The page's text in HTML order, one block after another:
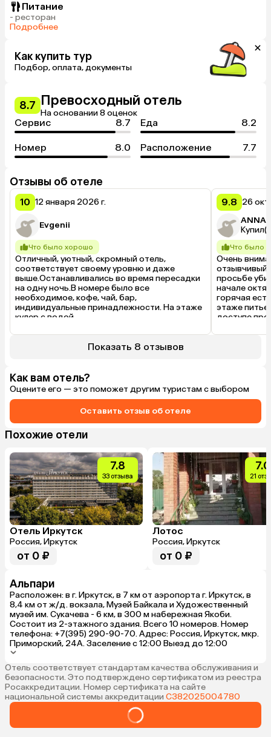
Питание
- ресторан
Подробнее
Как купить тур
Подбор, оплата, документы
8.7 Превосходный отель
На основании 8 оценок
Сервис 8.7 Еда 8.2
Номер 8.0 Расположение 7.7
Отзывы об отеле
10 12 января 2026 г.
Evgenii
Что было хорошо
Отличный, уютный, скромный отель,
соответствует своему уровню и даже
выше.Останавливались во время пересадки
на одну ночь.В номере было все
необходимое, кофе, чай, бар,
индивидуальные принадлежности. На этаже
кулер с водой.
ранний выезд, предоставляется завтрак.
Очень гостеприимный и вежливый
9.8 26
ANNA
Что было
Очень
отзывчивый
просьбе
начале
горячая
этаже
доступе
Ничего
мнению,
Было бы
Показать 8 отзывов
Как вам отель?
Оцените его — это поможет другим туристам с выбором
Оставить отзыв об отеле
Похожие отели
7.8
33 отзыва
Отель Иркутск
Россия, Иркутск
от 0 ₽
7.0
21
Лотос
Россия, Иркутск
от 0 ₽
Альпари
Расположен: в г. Иркутск, в 7 км от аэропорта г. Иркутск, в
8,4 км от ж/д. вокзала, Музей Байкала и Художественный
музей им. Сукачева - 6 км, в 300 м набережная Якоби.
Состоит из 2-этажного здания. Всего 10 номеров. Номер
телефона: +7(395) 290-90-70. Адрес: Россия, Иркутск, мкр.
Приморский, 24А. Заселение с 12:00 Выезд до 12:00
Отель соответствует стандартам качества обслуживания и
безопасности. Это подтверждено сертификатом из реестра
Росаккредитации. Номер сертификата на сайте
национальной системы аккредитации С382025004780